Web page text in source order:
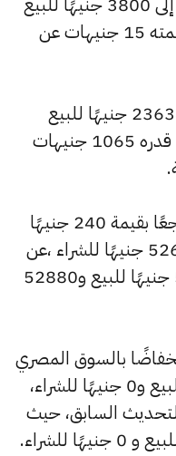
و3760 جنيهًا للشراء، بتراجعًا قيمته 15 جنيهات عن
وتراجع سعر الاونصة ليسجل 236385 جنيهًا للبيع
و233900 جنيهًا للشراء، بتراجع قدره 1065 جنيهات
كما شهد سعر الجنيه الذهب تراجعًا بقيمة 240 جنيهًا
ليبلغ 53200 جنيهًا للبيع و52640 جنيهًا للشراء ،عن
السعر السابق الذي كان 53120 جنيهًا للبيع و52880
بالسوق المصري
الآن، حيث بلغ 5001.5 جنيهًا للبيع و0 جنيهًا للشراء،
عن التحديث السابق، حيث